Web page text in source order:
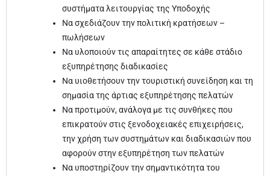
συστήματα λειτουργίας της Υποδοχής
Να σχεδιάζουν την πολιτική κρατήσεων –
πωλήσεων
Να υλοποιούν τις απαραίτητες σε κάθε στάδιο
εξυπηρέτησης διαδικασίες
Να υιοθετήσουν την τουριστική συνείδηση και τη
σημασία της άρτιας εξυπηρέτησης πελατών
Να προτιμούν, ανάλογα με τις συνθήκες που
επικρατούν στις ξενοδοχειακές επιχειρήσεις,
την χρήση των συστημάτων και διαδικασιών που
αφορούν στην εξυπηρέτηση των πελατών
Να υποστηρίζουν την σημαντικότητα του